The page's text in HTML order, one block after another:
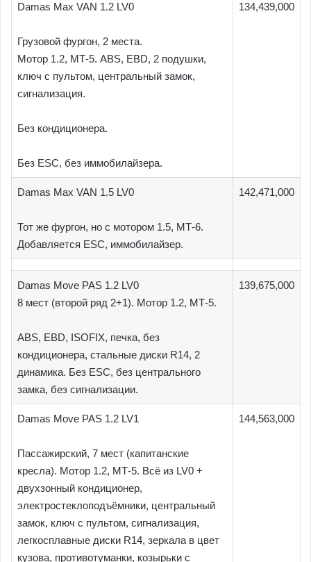
Damas Max VAN 1.2 LV0
Грузовой фургон, 2 места.
Мотор 1.2, МТ-5. ABS, EBD, 2 подушки,
ключ с пультом, центральный замок,
сигнализация.
Без кондиционера.
Без ESC, без иммобилайзера.
134,439,000
Damas Max VAN 1.5 LV0
Тот же фургон, но с мотором 1.5, МТ-6.
Добавляется ESC, иммобилайзер.
142,471,000
Damas Move PAS 1.2 LV0
8 мест (второй ряд 2+1). Мотор 1.2, МТ-5.
ABS, EBD, ISOFIX, печка, без
кондиционера, стальные диски R14, 2
динамика. Без ESC, без центрального
замка, без сигнализации.
139,675,000
Damas Move PAS 1.2 LV1
Пассажирский, 7 мест (капитанские
кресла). Мотор 1.2, МТ-5. Всё из LV0 +
двухзонный кондиционер,
электростеклоподъёмники, центральный
замок, ключ с пультом, сигнализация,
легкосплавные диски R14, зеркала в цвет
кузова, противотуманки, козырьки с
144,563,000